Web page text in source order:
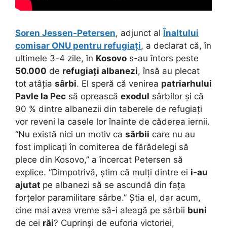
Soren Jessen-Petersen, adjunct al Înaltului
comisar ONU pentru refugiați, a declarat că, în
ultimele 3-4 zile, în Kosovo s-au întors peste
50.000 de refugiați albanezi, însă au plecat
tot atâția sârbi. El speră că venirea patriarhului
Pavle la Pec să oprească exodul sârbilor și că
90 % dintre albanezii din taberele de refugiați
vor reveni la casele lor înainte de căderea iernii.
“Nu există nici un motiv ca sârbii care nu au
fost implicați în comiterea de fărădelegi să
plece din Kosovo,” a încercat Petersen să
explice. “Dimpotrivă, știm că mulți dintre ei i-au
ajutat pe albanezi să se ascundă din fața
forțelor paramilitare sârbe.” Știa el, dar acum,
cine mai avea vreme să-i aleagă pe sârbii buni
de cei răi? Cuprinși de euforia victoriei,